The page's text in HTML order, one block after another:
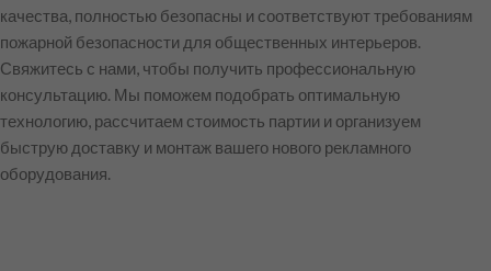
качества, полностью безопасны и соответствуют требованиям
пожарной безопасности для общественных интерьеров.
Свяжитесь с нами, чтобы получить профессиональную
консультацию. Мы поможем подобрать оптимальную
технологию, рассчитаем стоимость партии и организуем
быструю доставку и монтаж вашего нового рекламного
оборудования.